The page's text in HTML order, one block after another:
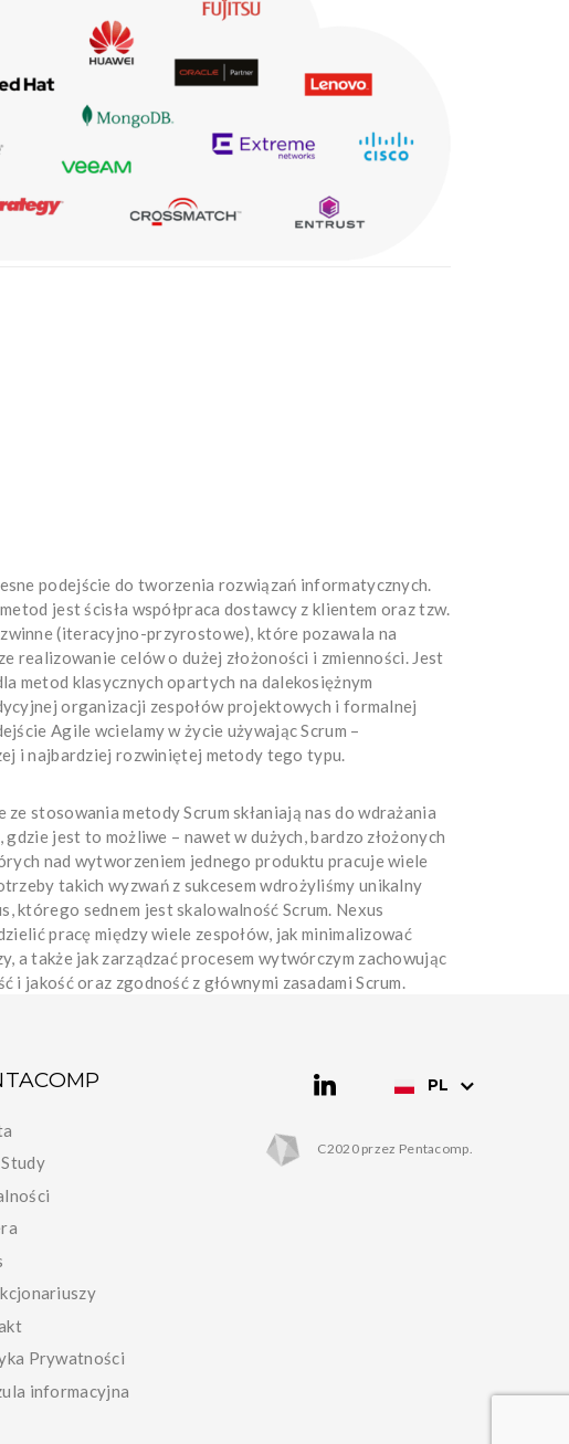
podejście do tworzenia rozwiązań informatycznych.
jest ścisła współpraca dostawcy z klientem oraz tzw.
(iteracyjno-przyrostowe), które pozawala na
realizowanie celów o dużej złożoności i zmienności. Jest
metod klasycznych opartych na dalekosiężnym
organizacji zespołów projektowych i formalnej
Agile wcielamy w życie używając Scrum –
i najbardziej rozwiniętej metody tego typu.
ze stosowania metody Scrum skłaniają nas do wdrażania
gdzie jest to możliwe – nawet w dużych, bardzo złożonych
nad wytworzeniem jednego produktu pracuje wiele
takich wyzwań z sukcesem wdrożyliśmy unikalny
którego sednem jest skalowalność Scrum. Nexus
pracę między wiele zespołów, jak minimalizować
a także jak zarządzać procesem wytwórczym zachowując
i jakość oraz zgodność z głównymi zasadami Scrum.
Prywatności
informacyjna
PL
C2020 przez Pentacomp.